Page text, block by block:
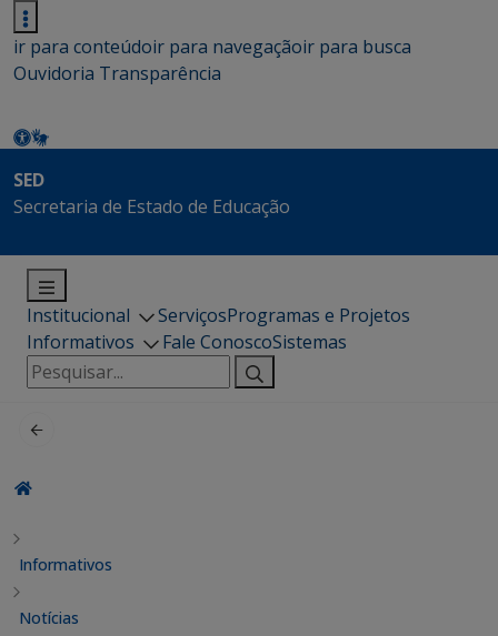
ir para conteúdoir para navegaçãoir para busca
Ouvidoria Transparência
SED
Secretaria de Estado de Educação
Institucional ServiçosProgramas e Projetos
Informativos
Fale ConoscoSistemas
Pesquisar
por:
Informativos
Notícias